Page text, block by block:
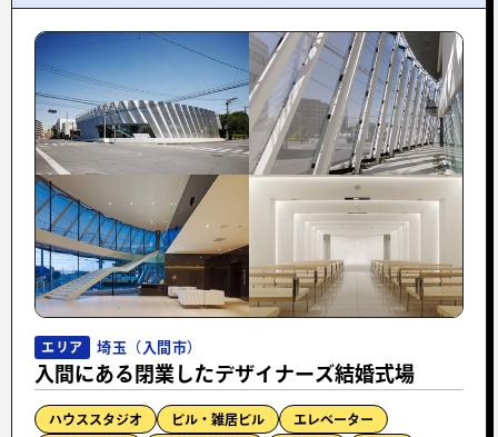
エリア 埼玉（入間市）
入間にある閉業したデザイナーズ結婚式場
ハウススタジオ ビル・雑居ビル エレベーター